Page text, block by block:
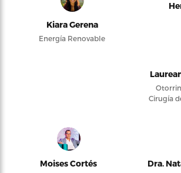
Kiara Gerena
Energía Renovable
Cirugía
Moises Cortés Dra.